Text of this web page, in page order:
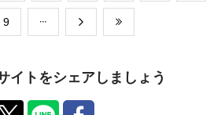
​9
イトをシェアしましょう